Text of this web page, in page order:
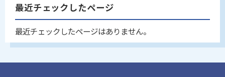
最近チェックしたページ
最近チェックしたページはありません。